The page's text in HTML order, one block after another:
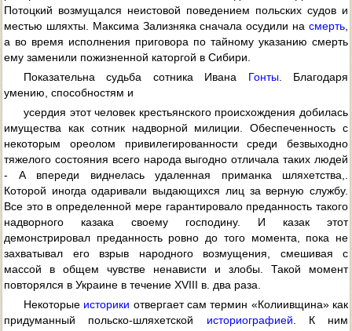
Потоцкий возмущался неистовой поведением польских судов и
местью шляхты. Максима Зализняка сначала осудили на смерть
а во время исполнения приговора по тайному указанию смерть
ему заменили пожизненной каторгой в Сибири.
Показательна судьба сотника Ивана Гонты. Благодаря
умению, способностям и
усердия этот человек крестьянского происхождения добилась
имущества как сотник надворной милиции. Обеспеченность с
некоторым ореолом привилегированности среди безвыходно
тяжелого состояния всего народа выгодно отличала таких людей
- А впереди виднелась удаленная приманка шляхетства,.
Которой иногда одаривали выдающихся лиц за верную службу.
Все это в определенной мере гарантировало преданность такого
надворного казака своему господину. И казак этот
демонстрировал преданность ровно до того момента, пока не
захватывал его взрыв народного возмущения, смешивая с
массой в общем чувстве ненависти и злобы. Такой момент
повторялся в Украине в течение XVIII в. два раза.
Некоторые историки отвергает сам термин «Колиивщина» как
придуманный польско-шляхетской историографией . К ним